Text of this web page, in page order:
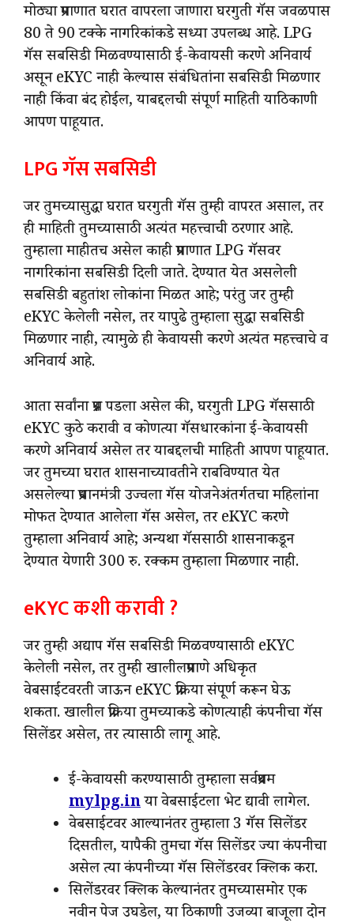
मोठ्या प्रमाणात घरात वापरला जाणारा घरगुती गॅस जवळपास
80 ते 90 टक्के नागरिकांकडे सध्या उपलब्ध आहे. LPG
गॅस सबसिडी मिळवण्यासाठी ई-केवायसी करणे अनिवार्य
असून eKYC नाही केल्यास संबंधितांना सबसिडी मिळणार
नाही किंवा बंद होईल, याबद्दलची संपूर्ण माहिती याठिकाणी
आपण पाहूयात.
LPG गॅस सबसिडी
जर तुमच्यासुद्धा घरात घरगुती गॅस तुम्ही वापरत असाल, तर
ही माहिती तुमच्यासाठी अत्यंत महत्त्वाची ठरणार आहे.
तुम्हाला माहीतच असेल काही प्रमाणात LPG गॅसवर
नागरिकांना सबसिडी दिली जाते. देण्यात येत असलेली
सबसिडी बहुतांश लोकांना मिळत आहे; परंतु जर तुम्ही
eKYC केलेली नसेल, तर यापुढे तुम्हाला सुद्धा सबसिडी
मिळणार नाही, त्यामुळे ही केवायसी करणे अत्यंत महत्त्वाचे व
अनिवार्य आहे.
आता सर्वांना प्रश्न पडला असेल की, घरगुती LPG गॅससाठी
eKYC कुठे करावी व कोणत्या गॅसधारकांना ई-केवायसी
करणे अनिवार्य असेल तर याबद्दलची माहिती आपण पाहूयात.
जर तुमच्या घरात शासनाच्यावतीने राबविण्यात येत
असलेल्या प्रधानमंत्री उज्वला गॅस योजनेअंतर्गतचा महिलांना
मोफत देण्यात आलेला गॅस असेल, तर eKYC करणे
तुम्हाला अनिवार्य आहे; अन्यथा गॅससाठी शासनाकडून
देण्यात येणारी 300 रु. रक्कम तुम्हाला मिळणार नाही.
eKYC कशी करावी ?
जर तुम्ही अद्याप गॅस सबसिडी मिळवण्यासाठी eKYC
केलेली नसेल, तर तुम्ही खालीलप्रमाणे अधिकृत
वेबसाईटवरती जाऊन eKYC प्रक्रिया संपूर्ण करून घेऊ
शकता. खालील प्रक्रिया तुमच्याकडे कोणत्याही कंपनीचा गॅस
सिलेंडर असेल, तर त्यासाठी लागू आहे.
ई-केवायसी करण्यासाठी तुम्हाला सर्वप्रथम
mylpg.inया वेबसाईटला भेट द्यावी लागेल.
वेबसाईटवर आल्यानंतर तुम्हाला 3 गॅस सिलेंडर
दिसतील, यापैकी तुमचा गॅस सिलेंडर ज्या कंपनीचा
असेल त्या कंपनीच्या गॅस सिलेंडरवर क्लिक करा.
सिलेंडरवर क्लिक केल्यानंतर तुमच्यासमोर एक
नवीन पेज उघडेल, या ठिकाणी उजव्या बाजूला दोन